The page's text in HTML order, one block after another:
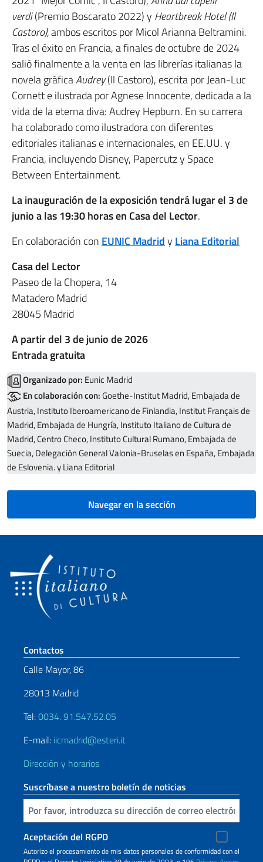
verdi(Premio Boscarato 2022) y Heartbreak Hotel(Il
Castoro),ambos escritos por Micol Arianna Beltramini.
Tras el éxito en Francia, a finales de octubre de 2024
salió finalmente a la venta en las librerías italianas la
novela gráficaAudrey(Il Castoro), escrita por Jean-Luc
Cornett e ilustrada por Agnese Innocente, dedicada a la
vida de la eterna diva: Audrey Hepburn. En su carrera
ha colaborado como ilustradora con diferentes
editoriales italianas e internacionales, en EE.UU. y
Francia, incluyendo Disney, Papercutz y Space
Between Entertainment.
La inauguración de la exposición tendrá lugar el 3 de
junio a las 19:30 horas en Casa del Lector.
En colaboración conEUNIC MadridyLiana Editorial
Casa del Lector
Paseo de la Chopera, 14
Matadero Madrid
28045 Madrid
A partir del 3 de junio de 2026
Entrada gratuita
Organizado por: Eunic Madrid
En colaboración con:Goethe-Institut Madrid, Embajada de
Austria, Instituto Iberoamericano de Finlandia, Institut Français de
Madrid, Embajada de Hungría, Instituto Italiano de Cultura de
Madrid, Centro Checo, Instituto Cultural Rumano, Embajada de
Suecia, Delegación General Valonia-Bruselas en España, Embajada
de Eslovenia. y Liana Editorial
Navegar en la sección
Sezione footer
Contactos
Calle Mayor, 86
28013 Madrid
Tel:0034. 91.547.52.05
E-mail: iicmadrid@esteri.it
Dirección y horarios
Suscríbase a nuestro boletín de noticias
Inserta tu correo electronico
Aceptación del RGPD
Autorizo ​​el procesamiento de mis datos personales de conformidad con el